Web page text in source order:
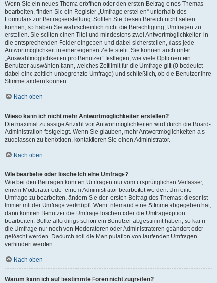
Wenn Sie ein neues Thema eröffnen oder den ersten Beitrag eines Themas
bearbeiten, finden Sie ein Register „Umfrage erstellen“ unterhalb des
Formulars zur Beitragserstellung. Sollten Sie diesen Bereich nicht sehen
können, so haben Sie wahrscheinlich nicht die Berechtigung, Umfragen zu
erstellen. Sie sollten einen Titel und mindestens zwei Antwortmöglichkeiten in
die entsprechenden Felder eingeben und dabei sicherstellen, dass jede
Antwortmöglichkeit in einer eigenen Zeile steht. Sie können auch unter
„Auswahlmöglichkeiten pro Benutzer“ festlegen, wie viele Optionen ein
Benutzer auswählen kann, welches Zeitlimit für die Umfrage gilt (0 bedeutet
dabei eine zeitlich unbegrenzte Umfrage) und schließlich, ob die Benutzer ihre
Stimme ändern können.
Nach oben
Wieso kann ich nicht mehr Antwortmöglichkeiten erstellen?
Die maximal zulässige Anzahl von Antwortmöglichkeiten wird durch die Board-
Administration festgelegt. Wenn Sie glauben, mehr Antwortmöglichkeiten als
zugelassen zu benötigen, kontaktieren Sie einen Administrator.
Nach oben
Wie bearbeite oder lösche ich eine Umfrage?
Wie bei den Beiträgen können Umfragen nur vom ursprünglichen Verfasser,
einem Moderator oder einem Administrator bearbeitet werden. Um eine
Umfrage zu bearbeiten, ändern Sie den ersten Beitrag des Themas; dieser ist
immer mit der Umfrage verknüpft. Wenn niemand eine Stimme abgegeben hat,
dann können Benutzer die Umfrage löschen oder die Umfrageoption
bearbeiten. Sollte allerdings schon ein Benutzer abgestimmt haben, so kann
die Umfrage nur noch von Moderatoren oder Administratoren geändert oder
gelöscht werden. Dadurch soll die Manipulation von laufenden Umfragen
verhindert werden.
Nach oben
Warum kann ich auf bestimmte Foren nicht zugreifen?